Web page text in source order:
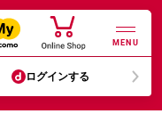
MENU
ログインする